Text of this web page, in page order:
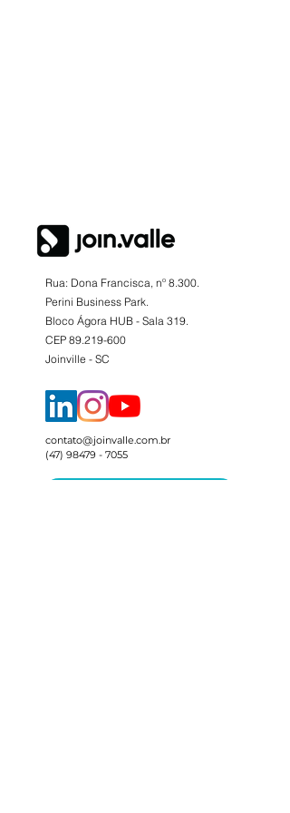
Rua: Dona Francisca, nº 8.300.
Perini Business Park.
Bloco Ágora HUB - Sala 319.
CEP 89.219-600
Joinville - SC
contato@joinvalle.com.br
(47) 98479 - 7055